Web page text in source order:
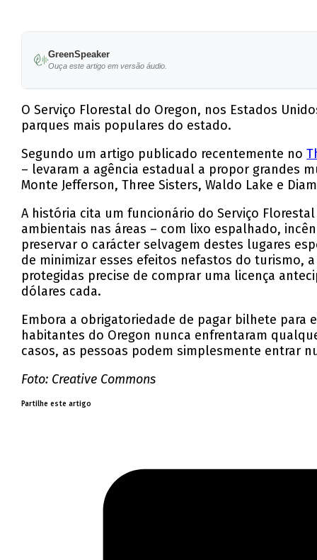
GreenSpeaker
Ouça este artigo em versão áudio.
O Serviço Florestal do Oregon, nos Estados
parques mais populares do estado.
Segundo um artigo publicado recentemente no
– levaram a agência estadual a propor grandes
Monte Jefferson, Three Sisters, Waldo Lake e
A história cita um funcionário do Serviço
ambientais nas áreas – com lixo espalhado,
preservar o carácter selvagem destes lugares
de minimizar esses efeitos nefastos do turismo,
protegidas precise de comprar uma licença
dólares cada.
Embora a obrigatoriedade de pagar bilhete para
habitantes do Oregon nunca enfrentaram
casos, as pessoas podem simplesmente entrar
Foto: Creative Commons
Partilhe este artigo